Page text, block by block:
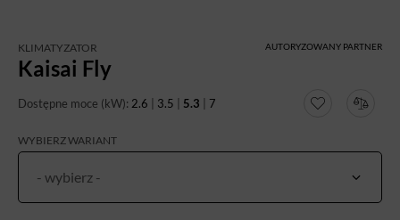
KLIMATYZATOR
Kaisai Fly
AUTORYZOWANY PARTNER
Dostępne moce (kW): 2.6 | 3.5 | 5.3 | 7
WYBIERZ WARIANT
- wybierz -